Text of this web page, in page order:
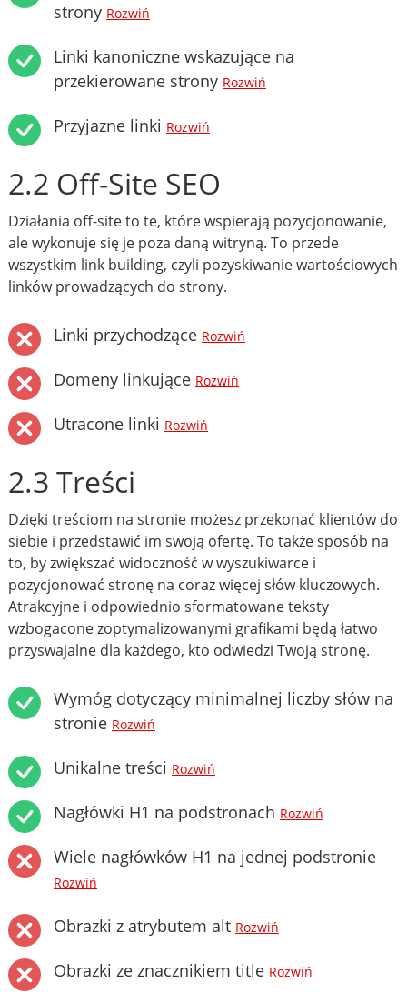
strony Rozwiń
Linki kanoniczne wskazujące na
przekierowane strony Rozwiń
Przyjazne linki Rozwiń
2.2 Off-Site SEO
Działania off-site to te, które wspierają pozycjonowanie,
ale wykonuje się je poza daną witryną. To przede
wszystkim link building, czyli pozyskiwanie wartościowych
linków prowadzących do strony.
Linki przychodzące Rozwiń
Domeny linkujące Rozwiń
Utracone linki Rozwiń
2.3 Treści
Dzięki treściom na stronie możesz przekonać klientów do
siebie i przedstawić im swoją ofertę. To także sposób na
to, by zwiększać widoczność w wyszukiwarce i
pozycjonować stronę na coraz więcej słów kluczowych.
Atrakcyjne i odpowiednio sformatowane teksty
wzbogacone zoptymalizowanymi grafikami będą łatwo
przyswajalne dla każdego, kto odwiedzi Twoją stronę.
Wymóg dotyczący minimalnej liczby słów na
stronie Rozwiń
Unikalne treści Rozwiń
Nagłówki H1 na podstronach Rozwiń
Wiele nagłówków H1 na jednej podstronie
Rozwiń
Obrazki z atrybutem alt Rozwiń
Obrazki ze znacznikiem title Rozwiń